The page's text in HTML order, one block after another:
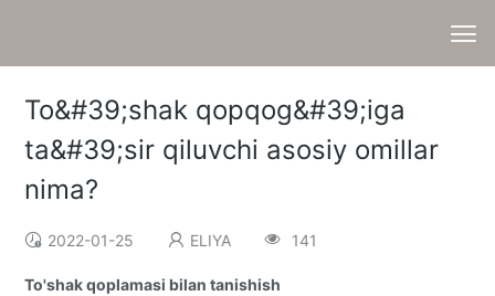
To&#39;shak qopqog&#39;iga
ta&#39;sir qiluvchi asosiy omillar
nima?
2022-01-25 ELIYA 141
To'shak qoplamasi bilan tanishish